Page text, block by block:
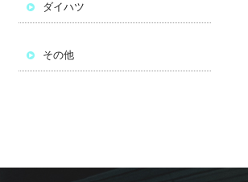
ダイハツ
その他